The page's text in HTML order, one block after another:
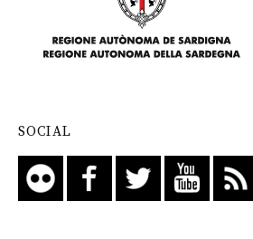
SOCIAL